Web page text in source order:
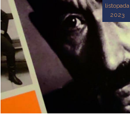
listopada
2023